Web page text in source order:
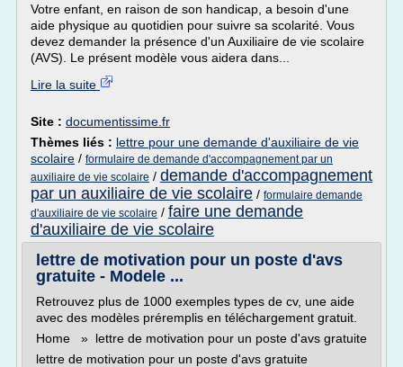
Votre enfant, en raison de son handicap, a besoin d'une
aide physique au quotidien pour suivre sa scolarité. Vous
devez demander la présence d'un Auxiliaire de vie scolaire
(AVS). Le présent modèle vous aidera dans...
Lire la suite
Site : documentissime.fr
Thèmes liés : lettre pour une demande d'auxiliaire de vie
scolaire / formulaire de demande d'accompagnement par un
auxiliaire de vie scolaire / demande d'accompagnement
par un auxiliaire de vie scolaire / formulaire demande
d'auxiliaire de vie scolaire / faire une demande
d'auxiliaire de vie scolaire
lettre de motivation pour un poste d'avs
gratuite - Modele ...
Retrouvez plus de 1000 exemples types de cv, une aide
avec des modèles préremplis en téléchargement gratuit.
Home » lettre de motivation pour un poste d'avs gratuite
lettre de motivation pour un poste d'avs gratuite